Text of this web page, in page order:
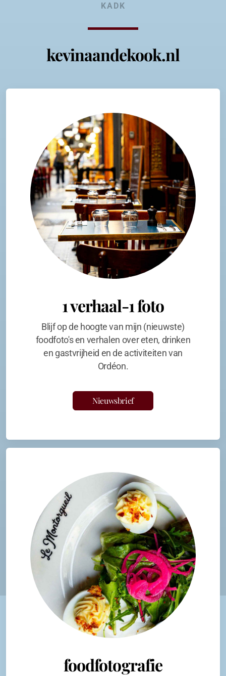
KADK
kevinaandekook.nl
1 verhaal-1 foto
Blijf op de hoogte van mijn (nieuwste)
foodfoto's en verhalen over eten, drinken
en gastvrijheid en de activiteiten van
Ordéon.
Nieuwsbrief
foodfotografie